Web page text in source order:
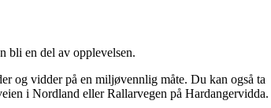
bli en del av opplevelsen.
og vidder på en miljøvennlig måte. Du kan også ta
i Nordland eller Rallarvegen på Hardangervidda.